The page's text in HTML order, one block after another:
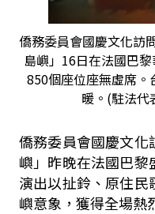
僑務委員會國慶文化訪
島嶼」16日在法國巴
850個座位座無虛席
暖。(駐法代
僑務委員會國慶文化
嶼」昨晚在法國巴黎
演出以扯鈴、原住
嶼意象，獲得全場熱